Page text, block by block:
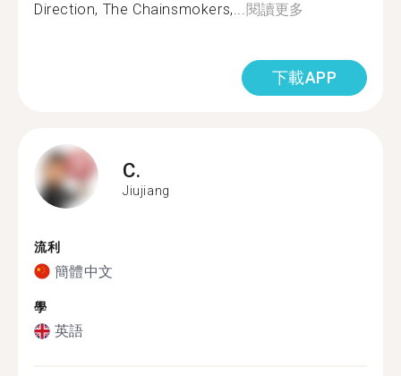
Direction, The Chainsmokers,...閱讀更多
下載APP
C.
Jiujiang
流利
簡體中文
學
英語